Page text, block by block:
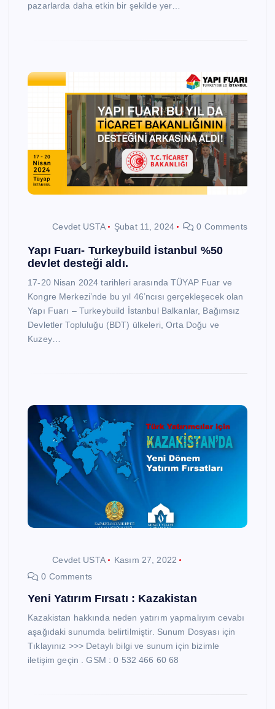
pazarlarda daha etkin bir şekilde yer…
Cevdet USTA Şubat 11, 2024 0 Comments
Yapı Fuarı- Turkeybuild İstanbul %50
devlet desteği aldı.
17-20 Nisan 2024 tarihleri arasında TÜYAP Fuar ve
Kongre Merkezi’nde bu yıl 46’ncısı gerçekleşecek olan
Yapı Fuarı – Turkeybuild İstanbul Balkanlar, Bağımsız
Devletler Topluluğu (BDT) ülkeleri, Orta Doğu ve
Kuzey…
Cevdet USTA
Kasım 27, 2022
0 Comments
Yeni Yatırım Fırsatı : Kazakistan
Kazakistan hakkında neden yatırım yapmalıyım cevabı
aşağıdaki sunumda belirtilmiştir. Sunum Dosyası için
Tıklayınız >>> Detaylı bilgi ve sunum için bizimle
iletişim geçin . GSM : 0 532 466 60 68